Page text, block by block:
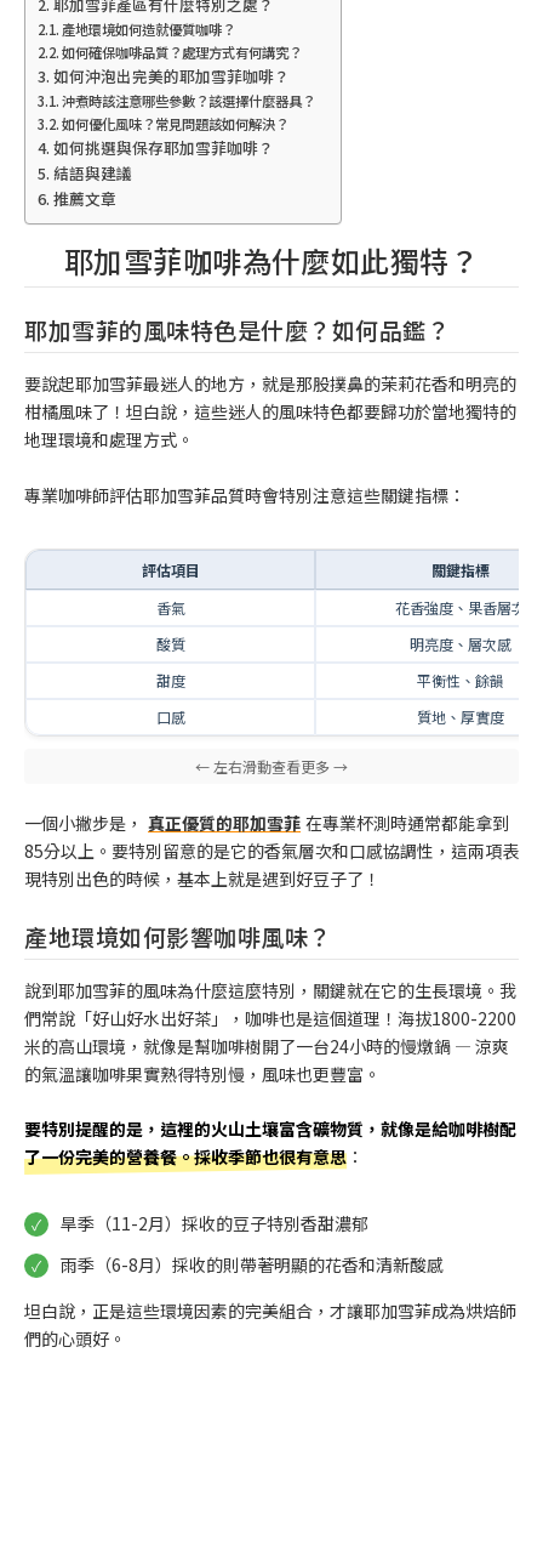
耶加雪菲產區有什麼特別之處？
產地環境如何造就優質咖啡？
如何確保咖啡品質？處理方式有何講究？
如何沖泡出完美的耶加雪菲咖啡？
沖煮時該注意哪些參數？該選擇什麼器具？
如何優化風味？常見問題該如何解決？
如何挑選與保存耶加雪菲咖啡？
結語與建議
推薦文章
耶加雪菲咖啡為什麼如此獨特？
耶加雪菲的風味特色是什麼？如何品鑑？
要說起耶加雪菲最迷人的地方，就是那股撲鼻的茉莉花香和明亮的
柑橘風味了！坦白說，這些迷人的風味特色都要歸功於當地獨特的
地理環境和處理方式。
專業咖啡師評估耶加雪菲品質時會特別注意這些關鍵指標：
評估項目
關鍵指標
香氣
花香強度、果香層次
酸質
明亮度、層次感
甜度
平衡性、餘韻
口感
質地、厚實度
一個小撇步是， 真正優質的耶加雪菲 在專業杯測時通常都能拿到
85分以上。要特別留意的是它的香氣層次和口感協調性，這兩項表
現特別出色的時候，基本上就是遇到好豆子了！
產地環境如何影響咖啡風味？
說到耶加雪菲的風味為什麼這麼特別，關鍵就在它的生長環境。我
們常說「好山好水出好茶」，咖啡也是這個道理！海拔1800-2200
米的高山環境，就像是幫咖啡樹開了一台24小時的慢燉鍋 — 涼爽
的氣溫讓咖啡果實熟得特別慢，風味也更豐富。
要特別提醒的是，這裡的火山土壤富含礦物質，就像是給咖啡樹配
了一份完美的營養餐。採收季節也很有意思 ：
旱季（11-2月）採收的豆子特別香甜濃郁
雨季（6-8月）採收的則帶著明顯的花香和清新酸感
坦白說，正是這些環境因素的完美組合，才讓耶加雪菲成為烘焙師
們的心頭好。